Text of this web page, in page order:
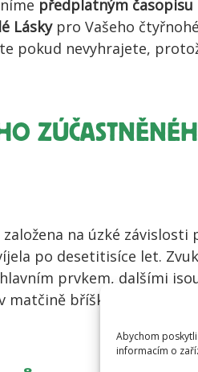
Abychom
informacím o
předplatným časopisu
Láskypro Vašeho
pokud nevyhrajete,
založena na úzké závislosti
po desetitisíce let.
prvkem, dalšími
bříšku a jiné.